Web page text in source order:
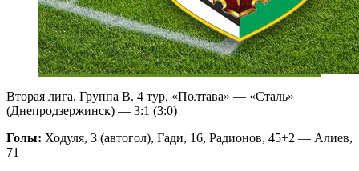
Вторая лига. Группа B. 4 тур. «Полтава» — «Сталь»
(Днепродзержинск) — 3:1 (3:0)
Голы: Ходуля, 3 (автогол), Гади, 16, Радионов, 45+2 — Алиев,
71